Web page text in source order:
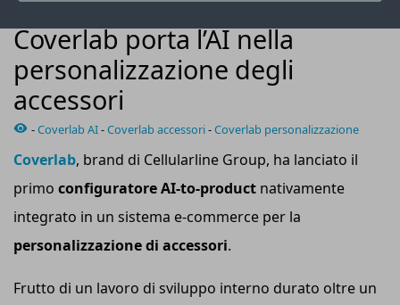
Coverlab porta l’AI nella
personalizzazione degli
accessori
-Coverlab AI-Coverlab accessori-Coverlab personalizzazione
Coverlab, brand di Cellularline Group, ha lanciato il
primo configuratore AI-to-product nativamente
integrato in un sistema e-commerce per la
personalizzazione di accessori.
Frutto di un lavoro di sviluppo interno durato oltre un